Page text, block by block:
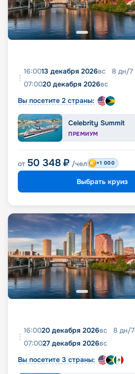
16:0013 декабря 2026вс 8 дн/7
07:0020 декабря 2026вс
Вы посетите 2 страны:
Celebrity Summit
ПРЕМИУМ
от 50 348 ₽ /чел +1 000
Выбрать круиз
16:0020 декабря 2026вс 8 дн/7
07:0027 декабря 2026вс
Вы посетите 3 страны: